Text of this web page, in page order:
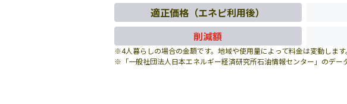
適正価格（エネピ利用後）
削減額
※4人暮らしの場合の金額です。地域や使用量によって料金は変動します。
※「一般社団法人日本エネルギー経済研究所石油情報センター」のデー